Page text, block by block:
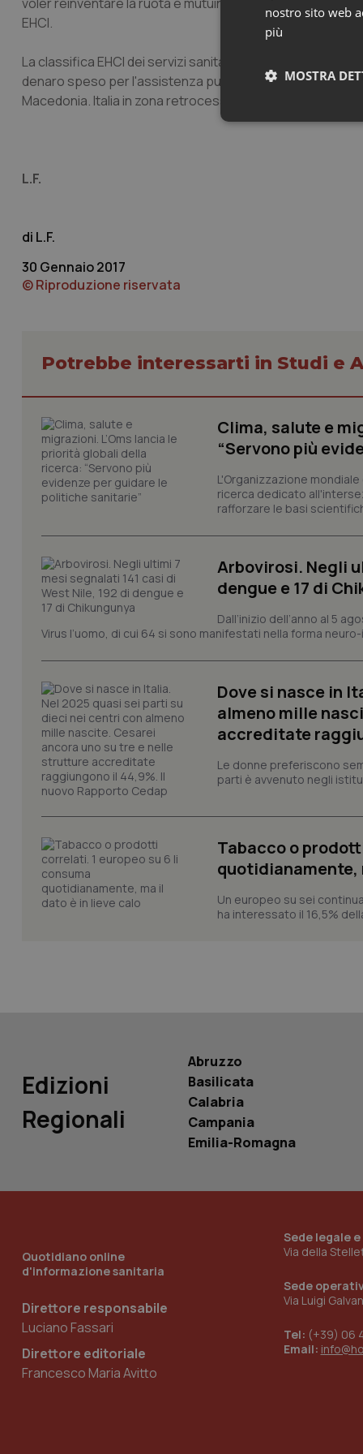
EHCI.
La classifica EHCI dei servizi sanitari riporta anche una
denaro speso per l'assistenza pubblica e le prestazioni
Macedonia. Italia in zona retrocessione al 29° posto.
L.F.
L.F.
30 Gennaio 2017
© Riproduzione riservata
Potrebbe interessarti in Studi e
Clima, salute e
“Servono più
L'Organizzazione
ricerca dedicato
rafforzare le basi
Arbovirosi. Negli
dengue e 17 di
Dall’inizio dell’anno al 5
Virus l’uomo, di cui 64 si sono manifestati nella forma neuro-
Dove si nasce in
almeno mille
accreditate
Le donne preferiscono
parti è avvenuto negli
Tabacco o
quotidianamente,
Un europeo su sei
ha interessato il 16,5%
Edizioni
Regionali
Abruzzo
Basilicata
Calabria
Campania
Emilia-Romagna
Quotidiano online
d'informazione sanitaria
Direttore responsabile
Luciano Fassari
Direttore editoriale
Francesco Maria Avitto
Sede legale
Via della
Sede
Via Luigi
Tel: (+39) 06
Email:
nostro sito web
più
MOSTRA
tracking-sites-
tracking-enable
session-id
_ga
_ga_KM60CM4NPH
Nome
_ga_0VMQEQKQ1N
Nome